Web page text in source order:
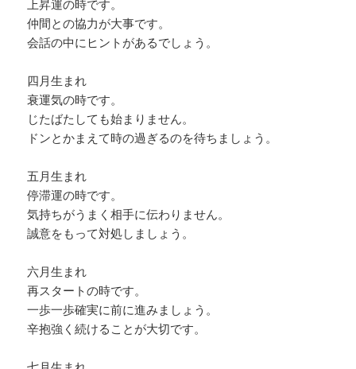
上昇運の時です。
仲間との協力が大事です。
会話の中にヒントがあるでしょう。
四月生まれ
衰運気の時です。
じたばたしても始まりません。
ドンとかまえて時の過ぎるのを待ちましょう。
五月生まれ
停滞運の時です。
気持ちがうまく相手に伝わりません。
誠意をもって対処しましょう。
六月生まれ
再スタートの時です。
一歩一歩確実に前に進みましょう。
辛抱強く続けることが大切です。